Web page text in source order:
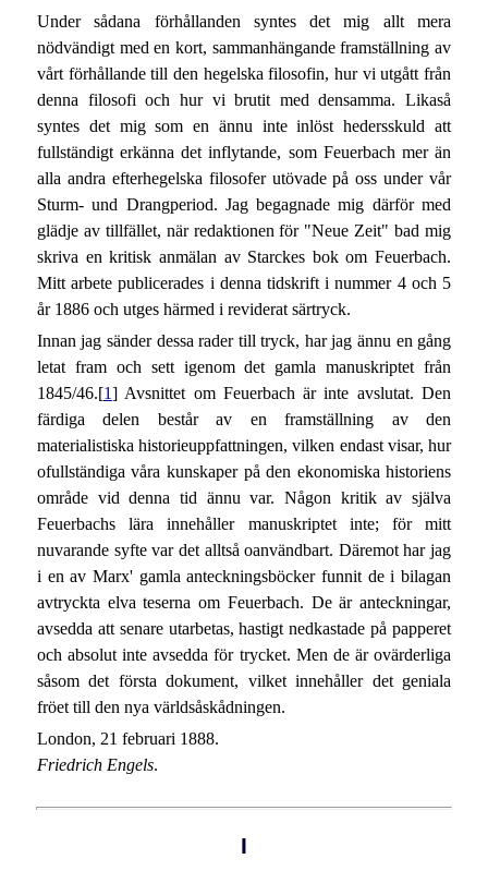
Under sådana förhållanden syntes det mig allt mera
nödvändigt med en kort, sammanhängande framställning av
vårt förhållande till den hegelska filosofin, hur vi utgått från
denna filosofi och hur vi brutit med densamma. Likaså
syntes det mig som en ännu inte inlöst hedersskuld att
fullständigt erkänna det inflytande, som Feuerbach mer än
alla andra efterhegelska filosofer utövade på oss under vår
Sturm- und Drangperiod. Jag begagnade mig därför med
glädje av tillfället, när redaktionen för "Neue Zeit" bad mig
skriva en kritisk anmälan av Starckes bok om Feuerbach.
Mitt arbete publicerades i denna tidskrift i nummer 4 och 5
år 1886 och utges härmed i reviderat särtryck.
Innan jag sänder dessa rader till tryck, har jag ännu en gång
letat fram och sett igenom det gamla manuskriptet från
1845/46.[1] Avsnittet om Feuerbach är inte avslutat. Den
färdiga delen består av en framställning av den
materialistiska historieuppfattningen, vilken endast visar, hur
ofullständiga våra kunskaper på den ekonomiska historiens
område vid denna tid ännu var. Någon kritik av själva
Feuerbachs lära innehåller manuskriptet inte; för mitt
nuvarande syfte var det alltså oanvändbart. Däremot har jag
i en av Marx' gamla anteckningsböcker funnit de i bilagan
avtryckta elva teserna om Feuerbach. De är anteckningar,
avsedda att senare utarbetas, hastigt nedkastade på papperet
och absolut inte avsedda för trycket. Men de är ovärderliga
såsom det första dokument, vilket innehåller det geniala
fröet till den nya världsåskådningen.
London, 21 februari 1888.
Friedrich Engels.
I